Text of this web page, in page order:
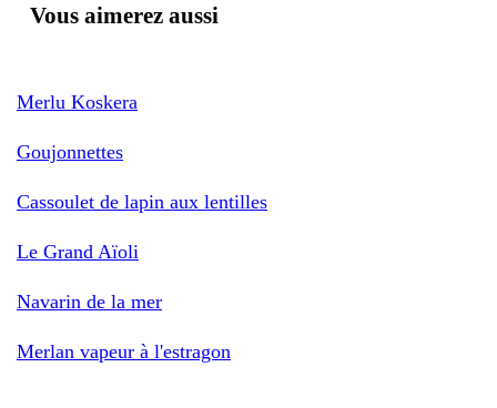
Vous aimerez aussi
Merlu Koskera
Goujonnettes
Cassoulet de lapin aux lentilles
Le Grand Aïoli
Navarin de la mer
Merlan vapeur à l'estragon